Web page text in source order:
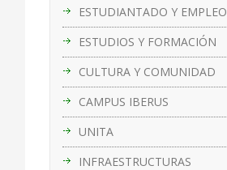
ESTUDIANTADO Y EMPLEO
ESTUDIOS Y FORMACIÓN
CULTURA Y COMUNIDAD
CAMPUS IBERUS
UNITA
INFRAESTRUCTURAS